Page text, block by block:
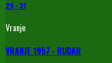
29 - 31
Vranje
VRANJE 1957 - RUDAR